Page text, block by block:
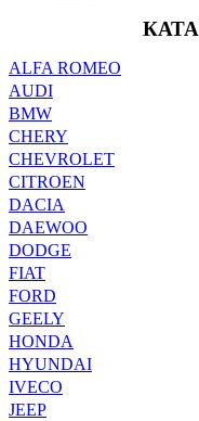
ALFA ROMEO
AUDI
BMW
CHERY
CHEVROLET
CITROEN
DACIA
DAEWOO
DODGE
FIAT
FORD
GEELY
HONDA
HYUNDAI
IVECO
JEEP